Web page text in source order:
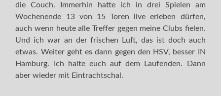
die Couch. Immerhin hatte ich in drei Spielen am
Wochenende 13 von 15 Toren live erleben dürfen,
auch wenn heute alle Treffer gegen meine Clubs fielen.
Und ich war an der frischen Luft, das ist doch auch
etwas. Weiter geht es dann gegen den HSV, besser IN
Hamburg. Ich halte euch auf dem Laufenden. Dann
aber wieder mit Eintrachtschal.